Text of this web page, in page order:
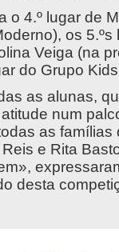
o 4.º lugar de
os
Veiga (na
do Grupo
as alunas,
num
as
e Rita
desta